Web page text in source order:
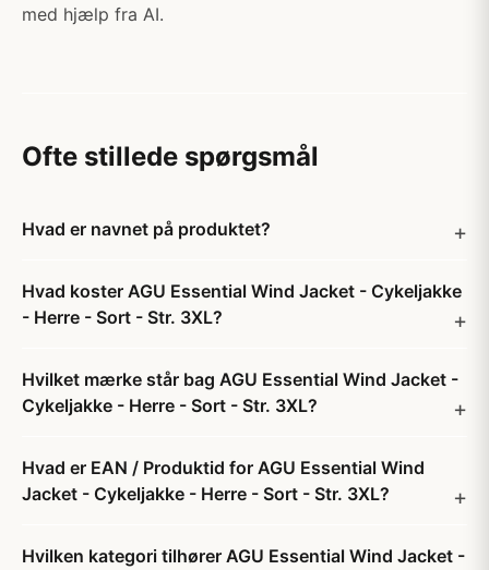
med hjælp fra AI.
Ofte stillede spørgsmål
Hvad er navnet på produktet?
Hvad koster AGU Essential Wind Jacket - Cykeljakke
- Herre - Sort - Str. 3XL?
Hvilket mærke står bag AGU Essential Wind Jacket -
Cykeljakke - Herre - Sort - Str. 3XL?
Hvad er EAN / Produktid for AGU Essential Wind
Jacket - Cykeljakke - Herre - Sort - Str. 3XL?
Hvilken kategori tilhører AGU Essential Wind Jacket -